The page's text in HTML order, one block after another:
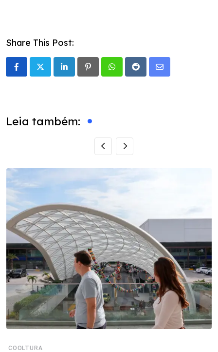
Share This Post:
LinkedIn PinterestWhatsappRedditShare
Leia também:
COOLTURA